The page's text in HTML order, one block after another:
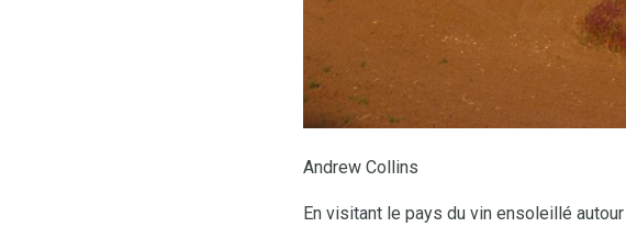
Andrew Collins
En visitant le pays du vin ensoleillé